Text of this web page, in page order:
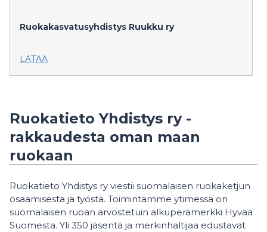
Ruokakasvatusyhdistys Ruukku ry
LATAA
Ruokatieto Yhdistys ry -
rakkaudesta oman maan
ruokaan
Ruokatieto Yhdistys ry viestii suomalaisen ruokaketjun
osaamisesta ja työstä. Toimintamme ytimessä on
suomalaisen ruoan arvostetuin alkuperämerkki Hyvää
Suomesta. Yli 350 jäsentä ja merkinhaltijaa edustavat